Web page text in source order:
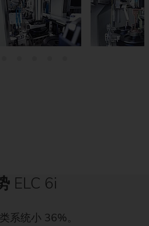
ELC 6i
系统小 36%。